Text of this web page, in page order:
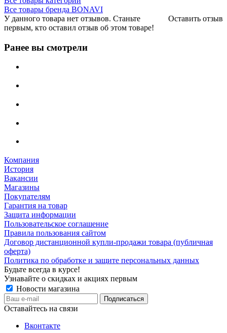
Все товары бренда BONAVI
Оставить отзыв
У данного товара нет отзывов. Станьте
первым, кто оставил отзыв об этом товаре!
Ранее вы смотрели
Компания
История
Вакансии
Магазины
Покупателям
Гарантия на товар
Защита информации
Пользовательское соглашение
Правила пользования сайтом
Договор дистанционной купли-продажи товара (публичная
оферта)
Политика по обработке и защите персональных данных
Будьте всегда в курсе!
Узнавайте о скидках и акциях первым
Новости магазина
Оставайтесь на связи
Вконтакте